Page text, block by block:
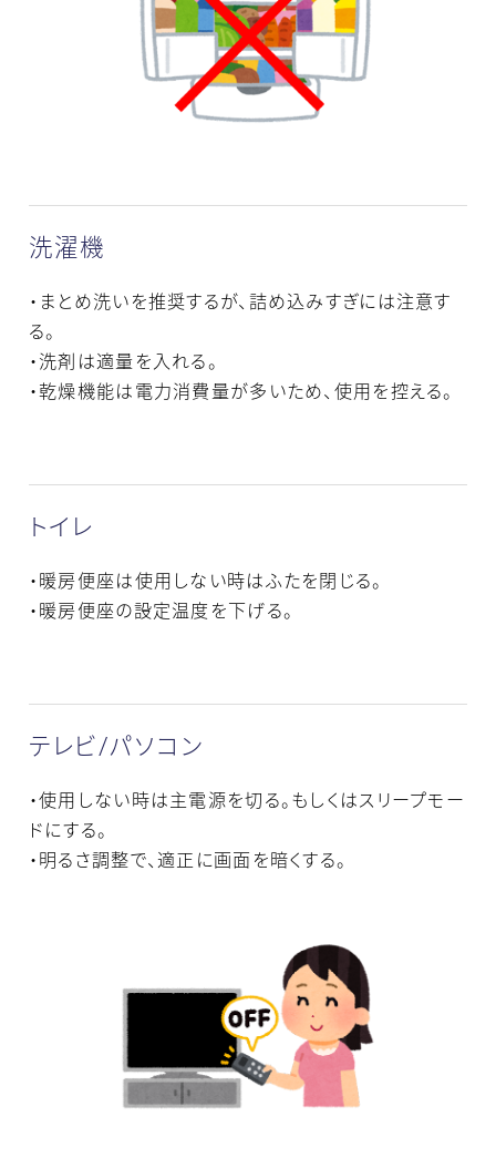
洗濯機
・まとめ洗いを推奨するが、詰め込みすぎには注意す
る。
・洗剤は適量を入れる。
・乾燥機能は電力消費量が多いため、使用を控える。
トイレ
・暖房便座は使用しない時はふたを閉じる。
・暖房便座の設定温度を下げる。
テレビ/パソコン
・使用しない時は主電源を切る。もしくはスリープモー
ドにする。
・明るさ調整で、適正に画面を暗くする。